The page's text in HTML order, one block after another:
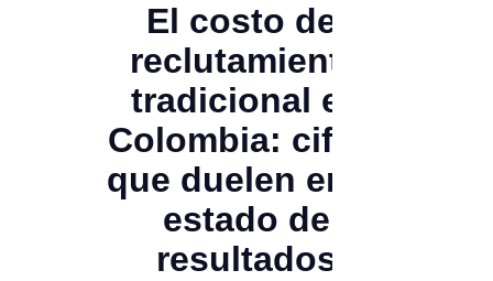
El costo del
reclutamiento
tradicional en
Colombia: cifras
que duelen en el
estado de
resultados